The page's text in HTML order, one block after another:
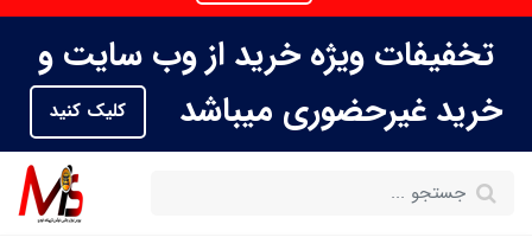
تخفیفات ویژه خرید از وب سایت و
خرید غیرحضوری میباشد
کلیک کنید